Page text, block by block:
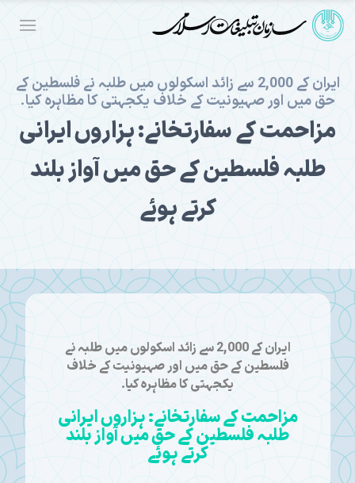
ایران کے 2,000 سے زائد اسکولوں میں طلبہ نے فلسطین کے
حق میں اور صہیونیت کے خلاف یکجہتی کا مظاہرہ کیا۔
مزاحمت کے سفارتخانے: ہزاروں ایرانی
طلبہ فلسطین کے حق میں آواز بلند
کرتے ہوئے
ایران کے 2,000 سے زائد اسکولوں میں طلبہ نے
فلسطین کے حق میں اور صہیونیت کے خلاف
یکجہتی کا مظاہرہ کیا۔
مزاحمت کے سفارتخانے: ہزاروں ایرانی
طلبہ فلسطین کے حق میں آواز بلند
کرتے ہوئے